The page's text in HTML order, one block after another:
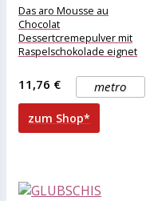
mit
Raspelschokolade...
Das aro Mousse au
Chocolat
Dessertcremepulver mit
Raspelschokolade eignet
einer Dessertauswahl auf
dem Buffet. Die
Schokoladenmousse
metro
11,76 €
zum Shop*